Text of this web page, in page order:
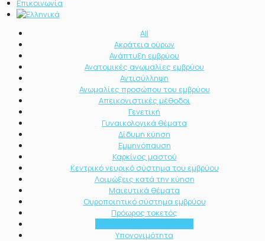
Επικοινωνία
All
Ακράτεια ούρων
Ανάπτυξη εμβρύου
Ανατομικές ανωμαλίες εμβρύου
Αντισύλληψη
Ανωμαλίες προσώπου του εμβρύου
Απεικονιστικές μέθοδοι
Γενετική
Γυναικολογικά θέματα
Δίδυμη κύηση
Εμμηνόπαυση
Καρκίνος μαστού
Κεντρικό νευρικό σύστημα του εμβρύου
Λοιμώξεις κατά την κύηση
Μαιευτικά θέματα
Ουροποιητικό σύστημα εμβρύου
Πρόωρος τοκετός
Υπογονιμότητα